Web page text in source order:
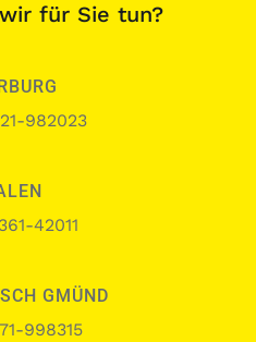
für Sie tun?
982023
42011
GMÜND
998315